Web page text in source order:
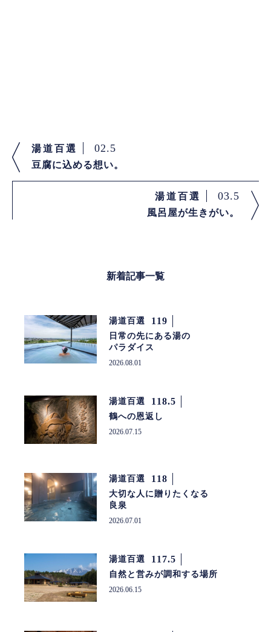
湯道百選 02.5
豆腐に込める想い。
湯道百選 03.5
風呂屋が生きがい。
新着記事一覧
湯道百選 119
日常の先にある湯の
パラダイス
2026.08.01
湯道百選 118.5
鶴への恩返し
2026.07.15
湯道百選 118
大切な人に贈りたくなる
良泉
2026.07.01
湯道百選 117.5
自然と営みが調和する場所
2026.06.15